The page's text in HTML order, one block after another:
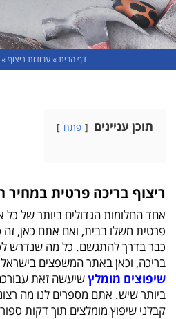
דף הבית»עבודות ריצוף
תוכן עניינים פתח
ריצוף בריכה פרטית
אחד החלומות הגדולים ביותר של
פרטית משלו בבית, ואם אתם כאן,
כבר בדרך להתגשם. כל מה שנדרש
בריכה, וכאן באתר המשפצים בישראל
שיפוצים מומלץשיעשה זאת
ביותר שיש. אתם מספרים לנו מה
קבלני שיפוץ מומלצים תוך דקות